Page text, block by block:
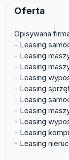
Oferta
Opisywana
- Leasing
- Leasing
- Leasing
- Leasing
- Leasing
- Leasing
- Leasing
- Leasing
- Leasing
- Leasing